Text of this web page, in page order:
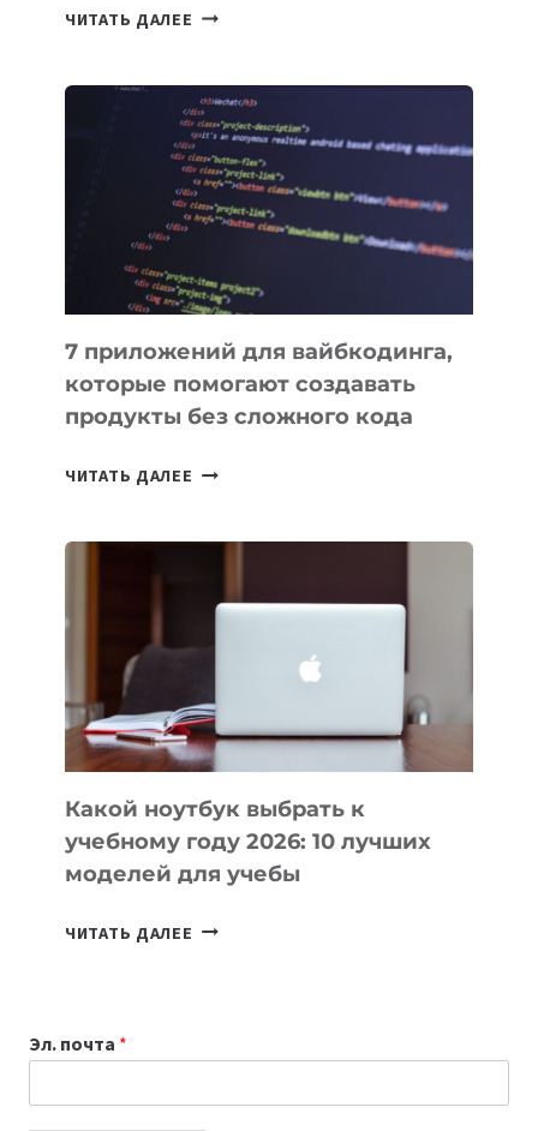
ЧИТАТЬ ДАЛЕЕ ТАСК-
ПОЛЕЗНЫХ
ИНСТРУМЕНТОВ
ДЛЯ
РАБОТЫ
7 приложений для вайбкодинга,
которые помогают создавать
продукты без сложного кода
ЧИТАТЬ ДАЛЕЕ
ПОМОГАЮТ
СОЗДАВАТЬ
БЕЗ
СЛОЖНОГО
КОДА
Какой ноутбук выбрать к
учебному году 2026: 10 лучших
моделей для учебы
ЧИТАТЬ ДАЛЕЕ КАКОЙ
2026:
Эл. почта *